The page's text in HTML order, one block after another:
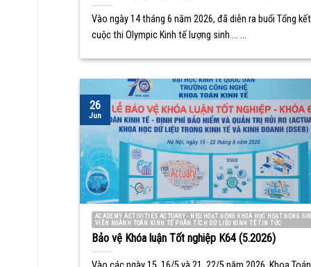
Vào ngày 14 tháng 6 năm 2026, đã diễn ra buổi Tổng kết
cuộc thi Olympic Kinh tế lượng sinh ... ...
ACADEMY ACTIVITIES ACTUARY - NEU HOẠT ĐỘNG KHOA HỌC HOẠT ĐỘNG
VIÊN NGÀNH TOÁN KINH TẾ PHÂN TÍCH DỮ LIỆU KINH TẾ TIN TỨC
Bảo vệ Khóa luận Tốt nghiệp K64 (5.2026)
26
Jun